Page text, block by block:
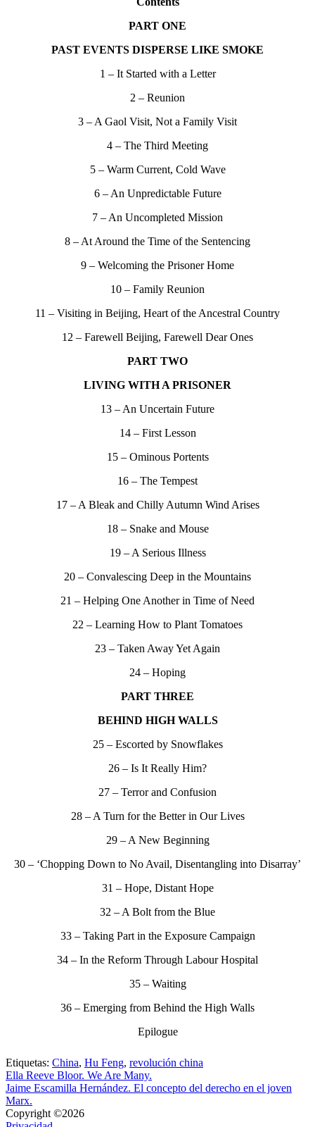
PART ONE
PAST EVENTS DISPERSE LIKE SMOKE
1 – It Started with a Letter
2 – Reunion
3 – A Gaol Visit, Not a Family Visit
4 – The Third Meeting
5 – Warm Current, Cold Wave
6 – An Unpredictable Future
7 – An Uncompleted Mission
8 – At Around the Time of the Sentencing
9 – Welcoming the Prisoner Home
10 – Family Reunion
11 – Visiting in Beijing, Heart of the Ancestral Country
12 – Farewell Beijing, Farewell Dear Ones
PART TWO
LIVING WITH A PRISONER
13 – An Uncertain Future
14 – First Lesson
15 – Ominous Portents
16 – The Tempest
17 – A Bleak and Chilly Autumn Wind Arises
18 – Snake and Mouse
19 – A Serious Illness
20 – Convalescing Deep in the Mountains
21 – Helping One Another in Time of Need
22 – Learning How to Plant Tomatoes
23 – Taken Away Yet Again
24 – Hoping
PART THREE
BEHIND HIGH WALLS
25 – Escorted by Snowflakes
26 – Is It Really Him?
27 – Terror and Confusion
28 – A Turn for the Better in Our Lives
29 – A New Beginning
30 – ‘Chopping Down to No Avail, Disentangling into Disarray’
31 – Hope, Distant Hope
32 – A Bolt from the Blue
33 – Taking Part in the Exposure Campaign
34 – In the Reform Through Labour Hospital
35 – Waiting
36 – Emerging from Behind the High Walls
Epilogue
Etiquetas: China, Hu Feng, revolución china
Ella Reeve Bloor. We Are Many.
Jaime Escamilla Hernández. El concepto del derecho en el joven
Marx.
Copyright ©2026